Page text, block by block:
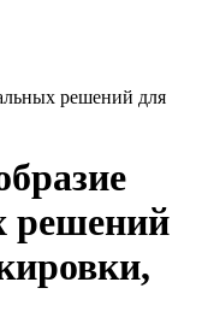
решений для
решений